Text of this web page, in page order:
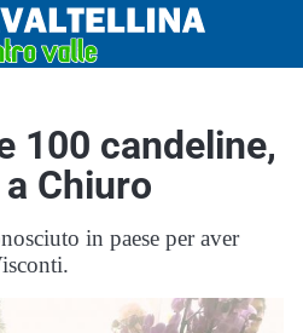
100 candeline,
Chiuro
in paese per aver